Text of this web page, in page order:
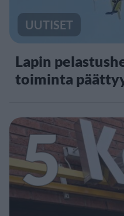
UUTISET
Lapin
toiminta
5